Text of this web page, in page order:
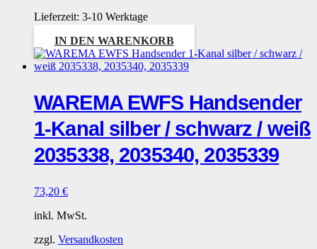
Lieferzeit: 3-10 Werktage
IN DEN WARENKORB
WAREMA EWFS Handsender
1-Kanal silber / schwarz / weiß
2035338, 2035340, 2035339
73,20 €
inkl. MwSt.
zzgl. Versandkosten